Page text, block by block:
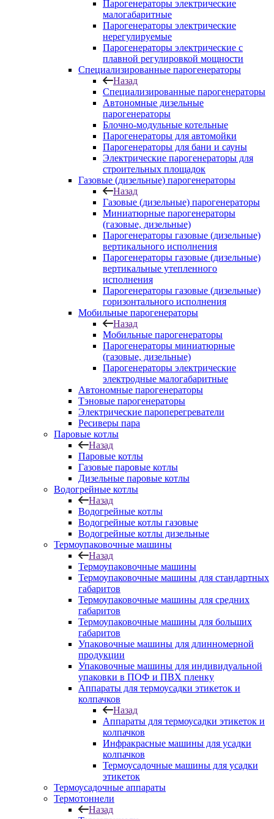
Парогенераторы электрические
малогабаритные
Парогенераторы электрические
нерегулируемые
Парогенераторы электрические с
плавной регулировкой мощности
Специализированные парогенераторы
Назад
Специализированные парогенераторы
Автономные дизельные
парогенераторы
Блочно-модульные котельные
Парогенераторы для автомойки
Парогенераторы для бани и сауны
Электрические парогенераторы для
строительных площадок
Газовые (дизельные) парогенераторы
Назад
Газовые (дизельные) парогенераторы
Миниатюрные парогенераторы
(газовые, дизельные)
Парогенераторы газовые (дизельные)
вертикального исполнения
Парогенераторы газовые (дизельные)
вертикальные утепленного
исполнения
Парогенераторы газовые (дизельные)
горизонтального исполнения
Мобильные парогенераторы
Назад
Мобильные парогенераторы
Парогенераторы миниатюрные
(газовые, дизельные)
Парогенераторы электрические
электродные малогабаритные
Автономные парогенераторы
Тэновые парогенераторы
Электрические пароперегреватели
Ресиверы пара
Паровые котлы
Назад
Паровые котлы
Газовые паровые котлы
Дизельные паровые котлы
Водогрейные котлы
Назад
Водогрейные котлы
Водогрейные котлы газовые
Водогрейные котлы дизельные
Термоупаковочные машины
Назад
Термоупаковочные машины
Термоупаковочные машины для стандартных
габаритов
Термоупаковочные машины для средних
габаритов
Термоупаковочные машины для больших
габаритов
Упаковочные машины для длинномерной
продукции
Упаковочные машины для индивидуальной
упаковки в ПОФ и ПВХ пленку
Аппараты для термоусадки этикеток и
колпачков
Назад
Аппараты для термоусадки этикеток и
колпачков
Инфракрасные машины для усадки
колпачков
Термоусадочные машины для усадки
этикеток
Термоусадочные аппараты
Термотоннели
Назад